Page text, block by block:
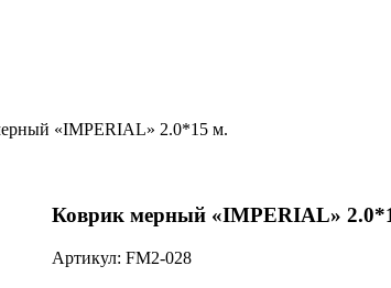
«IMPERIAL» 2.0*15 м.
Коврик мерный «IMPERIAL»
Артикул: FM2-028